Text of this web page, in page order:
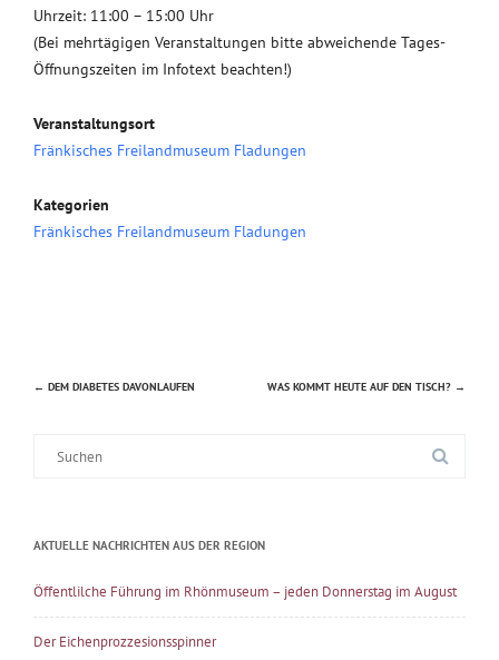
Uhrzeit: 11:00 – 15:00 Uhr
(Bei mehrtägigen Veranstaltungen bitte abweichende Tages-
Öffnungszeiten im Infotext beachten!)
Veranstaltungsort
Fränkisches Freilandmuseum Fladungen
Kategorien
Fränkisches Freilandmuseum Fladungen
Beitragsnavigation
← DEM DIABETES DAVONLAUFEN WAS KOMMT HEUTE AUF DEN TISCH? →
AKTUELLE NACHRICHTEN AUS DER REGION
Öffentlilche Führung im Rhönmuseum – jeden Donnerstag im August
Der Eichenprozzesionsspinner